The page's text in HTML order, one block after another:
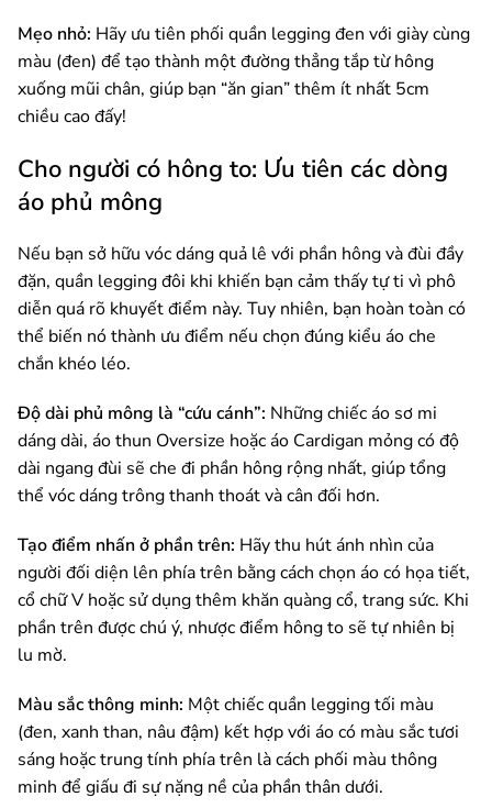
Mẹo nhỏ: Hãy ưu tiên phối quần legging đen với giày cùng
màu (đen) để tạo thành một đường thẳng tắp từ hông
xuống mũi chân, giúp bạn “ăn gian” thêm ít nhất 5cm
chiều cao đấy!
Cho người có hông to: Ưu tiên các dòng
áo phủ mông
Nếu bạn sở hữu vóc dáng quả lê với phần hông và đùi đầy
đặn, quần legging đôi khi khiến bạn cảm thấy tự ti vì phô
diễn quá rõ khuyết điểm này. Tuy nhiên, bạn hoàn toàn có
thể biến nó thành ưu điểm nếu chọn đúng kiểu áo che
chắn khéo léo.
Độ dài phủ mông là “cứu cánh”: Những chiếc áo sơ mi
dáng dài, áo thun Oversize hoặc áo Cardigan mỏng có độ
dài ngang đùi sẽ che đi phần hông rộng nhất, giúp tổng
thể vóc dáng trông thanh thoát và cân đối hơn.
Tạo điểm nhấn ở phần trên: Hãy thu hút ánh nhìn của
người đối diện lên phía trên bằng cách chọn áo có họa tiết,
cổ chữ V hoặc sử dụng thêm khăn quàng cổ, trang sức. Khi
phần trên được chú ý, nhược điểm hông to sẽ tự nhiên bị
lu mờ.
Màu sắc thông minh: Một chiếc quần legging tối màu
(đen, xanh than, nâu đậm) kết hợp với áo có màu sắc tươi
sáng hoặc trung tính phía trên là cách phối màu thông
minh để giấu đi sự nặng nề của phần thân dưới.